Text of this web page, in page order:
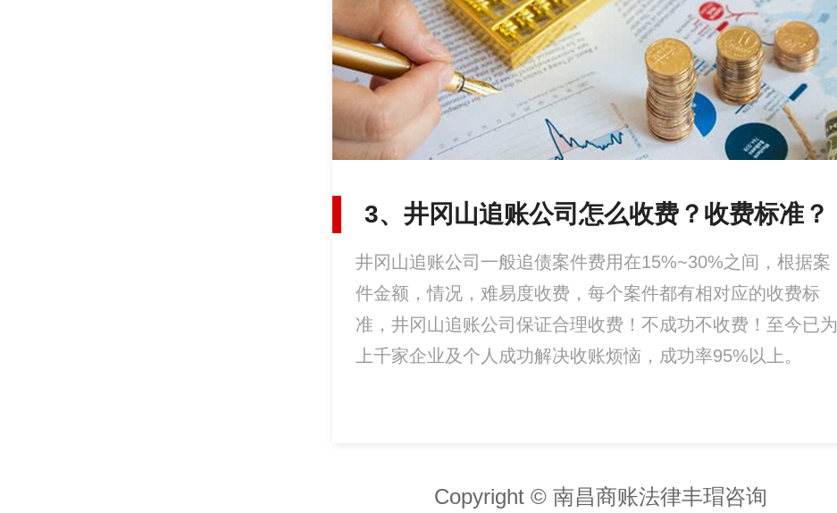
3、井冈山追账公司怎么收费？收费标准？
井冈山追账公司一般追债案件费用在15%~30%之间，根据案
件金额，情况，难易度收费，每个案件都有相对应的收费标
准，井冈山追账公司保证合理收费！不成功不收费！至今已为
上千家企业及个人成功解决收账烦恼，成功率95%以上。
Copyright © 南昌商账法律丰瑁咨询